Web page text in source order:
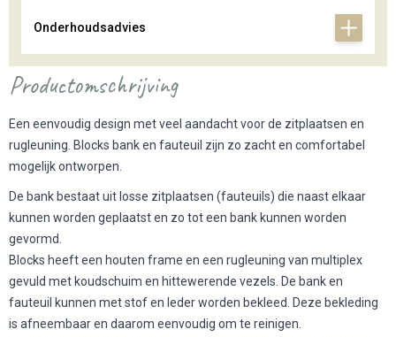
Onderhoudsadvies
Productomschrijving
Een eenvoudig design met veel aandacht voor de zitplaatsen en
rugleuning. Blocks bank en fauteuil zijn zo zacht en comfortabel
mogelijk ontworpen.
De bank bestaat uit losse zitplaatsen (fauteuils) die naast elkaar
kunnen worden geplaatst en zo tot een bank kunnen worden
gevormd.
Blocks heeft een houten frame en een rugleuning van multiplex
gevuld met koudschuim en hittewerende vezels. De bank en
fauteuil kunnen met stof en leder worden bekleed. Deze bekleding
is afneembaar en daarom eenvoudig om te reinigen.